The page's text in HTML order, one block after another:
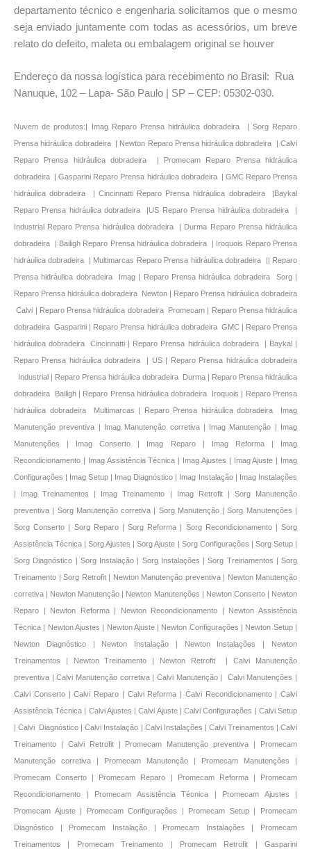
departamento técnico e engenharia solicitamos que o mesmo
seja enviado juntamente com todas as acessórios, um breve
relato do defeito, maleta ou embalagem original se houver
Endereço da nossa logística para recebimento no Brasil: Rua
Nanuque, 102 – Lapa- São Paulo | SP – CEP: 05302-030.
Nuvem de produtos:| Imag Reparo Prensa hidráulica dobradeira | Sorg Reparo Prensa hidráulica dobradeira | Newton Reparo Prensa hidráulica dobradeira | Calvi Reparo Prensa hidráulica dobradeira | Promecam Reparo Prensa hidráulica dobradeira | Gasparini Reparo Prensa hidráulica dobradeira | GMC Reparo Prensa hidráulica dobradeira | Cincinnatti Reparo Prensa hidráulica dobradeira |Baykal Reparo Prensa hidráulica dobradeira |US Reparo Prensa hidráulica dobradeira | Industrial Reparo Prensa hidráulica dobradeira | Durma Reparo Prensa hidráulica dobradeira | Bailigh Reparo Prensa hidráulica dobradeira | Iroquois Reparo Prensa hidráulica dobradeira | Multimarcas Reparo Prensa hidráulica dobradeira || Reparo Prensa hidráulica dobradeira Imag | Reparo Prensa hidráulica dobradeira Sorg | Reparo Prensa hidráulica dobradeira Newton | Reparo Prensa hidráulica dobradeira Calvi | Reparo Prensa hidráulica dobradeira Promecam | Reparo Prensa hidráulica dobradeira Gasparini | Reparo Prensa hidráulica dobradeira GMC | Reparo Prensa hidráulica dobradeira Cincinnatti | Reparo Prensa hidráulica dobradeira | Baykal | Reparo Prensa hidráulica dobradeira | US | Reparo Prensa hidráulica dobradeira Industrial | Reparo Prensa hidráulica dobradeira Durma | Reparo Prensa hidráulica dobradeira Bailigh | Reparo Prensa hidráulica dobradeira Iroquois | Reparo Prensa hidráulica dobradeira Multimarcas | Reparo Prensa hidráulica dobradeira Imag Manutenção preventiva | Imag Manutenção corretiva | Imag Manutenção | Imag Manutenções | Imag Conserto | Imag Reparo | Imag Reforma | Imag Recondicionamento | Imag Assistência Técnica | Imag Ajustes | Imag Ajuste | Imag Configurações | Imag Setup | Imag Diagnóstico | Imag Instalação | Imag Instalações | Imag Treinamentos | Imag Treinamento | Imag Retrofit | Sorg Manutenção preventiva | Sorg Manutenção corretiva | Sorg Manutenção | Sorg Manutenções | Sorg Conserto | Sorg Reparo | Sorg Reforma | Sorg Recondicionamento | Sorg Assistência Técnica | Sorg Ajustes | Sorg Ajuste | Sorg Configurações | Sorg Setup | Sorg Diagnóstico | Sorg Instalação | Sorg Instalações | Sorg Treinamentos | Sorg Treinamento | Sorg Retrofit | Newton Manutenção preventiva | Newton Manutenção corretiva | Newton Manutenção | Newton Manutenções | Newton Conserto | Newton Reparo | Newton Reforma | Newton Recondicionamento | Newton Assistência Técnica | Newton Ajustes | Newton Ajuste | Newton Configurações | Newton Setup | Newton Diagnóstico | Newton Instalação | Newton Instalações | Newton Treinamentos | Newton Treinamento | Newton Retrofit | Calvi Manutenção preventiva | Calvi Manutenção corretiva | Calvi Manutenção | Calvi Manutenções | Calvi Conserto | Calvi Reparo | Calvi Reforma | Calvi Recondicionamento | Calvi Assistência Técnica | Calvi Ajustes | Calvi Ajuste | Calvi Configurações | Calvi Setup | Calvi Diagnóstico | Calvi Instalação | Calvi Instalações | Calvi Treinamentos | Calvi Treinamento | Calvi Retrofit | Promecam Manutenção preventiva | Promecam Manutenção corretiva | Promecam Manutenção | Promecam Manutenções | Promecam Conserto | Promecam Reparo | Promecam Reforma | Promecam Recondicionamento | Promecam Assistência Técnica | Promecam Ajustes | Promecam Ajuste | Promecam Configurações | Promecam Setup | Promecam Diagnóstico | Promecam Instalação | Promecam Instalações | Promecam Treinamentos | Promecam Treinamento | Promecam Retrofit | Gasparini Manutenção preventiva | Gasparini Manutenção corretiva | Gasparini Manutenção | Gasparini Manutenções | Gasparini Conserto | Gasparini Reparo | Gasparini Reforma | Gasparini Recondicionamento | Gasparini Assistência Técnica | Gasparini Ajustes | Gasparini Ajuste | Gasparini Configurações | Gasparini Setup | Gasparini Diagnóstico | Gasparini Instalação | Gasparini Instalações | Gasparini Treinamentos | Gasparini Treinamento | Gasparini Retrofit | GMC Manutenção preventiva | GMC Manutenção corretiva | GMC Manutenção | GMC Manutenções | GMC Conserto | GMC Reparo | GMC Reforma | GMC Recondicionamento | GMC Assistência Técnica | GMC Ajustes | GMC Ajuste | GMC Configurações | GMC Setup | GMC Diagnóstico | GMC Instalação | GMC Instalações | GMC Treinamentos | GMC Treinamento | GMC Retrofit | Cincinnatti Manutenção preventiva | Cincinnatti Manutenção corretiva | Cincinnatti Manutenção | Cincinnatti Manutenções | Cincinnatti Conserto | Cincinnatti Reparo | Cincinnatti Reforma | Cincinnatti Recondicionamento | Cincinnatti Assistência Técnica | Cincinnatti Ajustes | Cincinnatti Ajuste | Cincinnatti Configurações | Cincinnatti Setup | Cincinnatti Diagnóstico | Cincinnatti Instalação | Cincinnatti Instalações | Cincinnatti Treinamentos | Cincinnatti Treinamento | Cincinnatti Retrofit | Baykal Manutenção preventiva | Baykal Manutenção corretiva | Baykal Manutenção | Baykal Manutenções | Baykal Conserto | Baykal Reparo | Baykal Reforma | Baykal Recondicionamento | Baykal Assistência Técnica | Baykal Ajustes | Baykal Ajuste | Baykal Configurações | Baykal Setup | Baykal Diagnóstico | Baykal Instalação | Baykal Instalações | Baykal Treinamentos | Baykal Treinamento | Baykal Retrofit | US Industrial Manutenção preventiva | US Industrial Manutenção corretiva | US Industrial Manutenção | US Industrial Manutenções | US Industrial Conserto | US Industrial Reparo | US Industrial Reforma | US Industrial Recondicionamento | US Industrial Assistência Técnica | US Industrial Ajustes | US Industrial Ajuste | US Industrial Configurações | US Industrial Setup | US Industrial Diagnóstico | US Industrial Instalação | US Industrial Instalações | US Industrial Treinamentos | US Industrial Treinamento | US Industrial Retrofit | Durma Manutenção preventiva | Durma Manutenção corretiva | Durma Manutenção | Durma Manutenções | Durma Conserto | Durma Reparo | Durma Reforma | Durma Recondicionamento | Durma Assistência Técnica | Durma Ajustes | Durma Ajuste | Durma Configurações | Durma Setup | Durma Diagnóstico | Durma Instalação | Durma Instalações | Durma Treinamentos | Durma Treinamento | Durma Retrofit | Bailigh Manutenção preventiva | Bailigh Manutenção corretiva | Bailigh Manutenção | Bailigh Manutenções | Bailigh Conserto | Bailigh Reparo | Bailigh Reforma | Bailigh Recondicionamento | Bailigh Assistência Técnica | Bailigh Ajustes | Bailigh Ajuste | Bailigh Configurações | Bailigh Setup | Bailigh Diagnóstico | Bailigh Instalação | Bailigh Instalações | Bailigh Treinamentos | Bailigh Treinamento | Bailigh Retrofit | Iroquois Manutenção preventiva | Iroquois Manutenção corretiva | Iroquois Manutenção | Iroquois Manutenções | Iroquois Conserto | Iroquois Reparo | Iroquois Reforma | Iroquois Recondicionamento | Iroquois Assistência Técnica | Iroquois Ajustes | Iroquois Ajuste | Iroquois Configurações | Iroquois Setup | Iroquois Diagnóstico | Iroquois Instalação | Iroquois Instalações | Iroquois Treinamentos | Iroquois Treinamento | Iroquois Retrofit | Multimarcas Manutenção preventiva | Multimarcas Manutenção corretiva | Multimarcas Manutenção | Multimarcas Manutenções | Multimarcas Conserto | Multimarcas Reparo | Multimarcas Reforma | Multimarcas Recondicionamento | Multimarcas Assistncia Técnica | Multimarcas Ajustes | Multimarcas Ajuste | Multimarcas Configurações | Multimarcas Setup | Multimarcas Diagnóstico | Multimarcas Instalação | Multimarcas Instalações | Multimarcas Treinamentos | Multimarcas Treinamento | Multimarcas Retrofit | Manutenção preventiva Imag | Manutenção corretiva Imag | Manutenção Imag | Manutenções Imag | Conserto Imag | Reparo Imag | Reforma Imag | Recondicionamento Imag | Assistência Técnica Imag | Ajustes Imag | Ajuste Imag | Configurações Imag | Setup Imag | Diagnóstico Imag | Instalação Imag | Instalações Imag | Treinamentos Imag | Treinamento Imag | Retrofit Imag Manutenção preventiva Sorg | Manutenção corretiva Sorg | Manutenção Sorg | Manutenções Sorg | Conserto Sorg | Reparo Sorg | Reforma Sorg | Recondicionamento Sorg | Assistência Técnica Sorg | Ajustes Sorg | Ajuste Sorg | Configurações Sorg | Setup Sorg | Diagnóstico Sorg | Instalação Sorg | Instalações Sorg | Treinamentos Sorg | Treinamento Sorg | Retrofit Sorg | Manutenção preventiva Newton | Manutenção corretiva Newton | Manutenção Newton | Manutenções Newton | Conserto Newton | Reparo Newton | Reforma Newton | Recondicionamento Newton | Assistência Técnica Newton | Ajustes Newton | Ajuste Newton | Configurações Newton | Setup Newton | Diagnóstico Newton | Instalação Newton | Instalações Newton | Treinamentos Newton | Treinamento Newton | Retrofit NewtonManutenção preventiva Calvi | Manutenção corretiva Calvi | Manutenção Calvi | Manutenções Calvi | Conserto Calvi | Reparo Calvi | Reforma Calvi | Recondicionamento Calvi | Assistência Técnica Calvi | Ajustes Calvi | Ajuste Calvi | Configurações Calvi | Setup Calvi | Diagnóstico Calvi | Instalação Calvi | Instalações Calvi | Treinamentos Calvi | Treinamento Calvi | Retrofit Calvi | Manutenção preventiva Promecam | Manutenção corretiva Promecam | Manutenção Promecam | Manutenções Promecam | Conserto Promecam | Reparo Promecam | Reforma Promecam | Recondicionamento Promecam | Assistência Técnica Promecam | Ajustes Promecam | Ajuste Promecam | Configurações Promecam | Setup Promecam | Diagnóstico Promecam | Instalação Promecam | Instalações Promecam | Treinamentos Promecam | Treinamento Promecam | Retrofit Promecam | Manutenção preventiva Gasparini | Manutenção corretiva Gasparini | Manutenção Gasparini | Manutenções Gasparini | Conserto Gasparini | Reparo Gasparini | Reforma Gasparini | Recondicionamento Gasparini | Assistência Técnica Gasparini | Ajustes Gasparini | Ajuste Gasparini | Configurações Gasparini | Setup Gasparini | Diagnóstico Gasparini | Instalação Gasparini | Instalações Gasparini | Treinamentos Gasparini | Treinamento Gasparini | Retrofit Gasparini | Manutenção preventiva GMC | Manutenção corretiva GMC | Manutenção GMC | Manutenções GMC | Conserto GMC | Reparo GMC | Reforma GMC | Reco